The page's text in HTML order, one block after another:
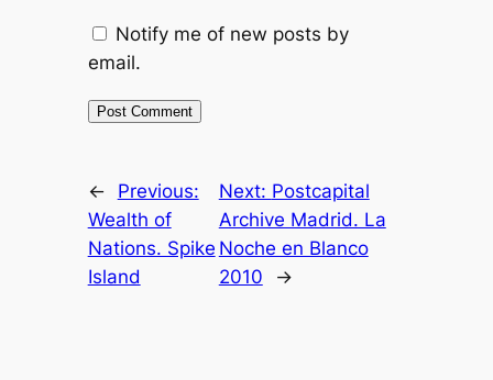
Notify me of new posts by
email.
←
Previous:
Wealth of
Nations. Spike
Island
Next: Postcapital
Archive Madrid. La
Noche en Blanco
2010
→